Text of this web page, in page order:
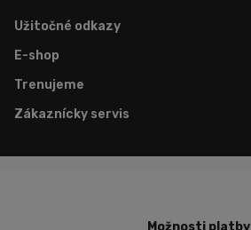
Užitočné odkazy
E-shop
Trenujeme
Zákaznícky servis
Možnosti platby